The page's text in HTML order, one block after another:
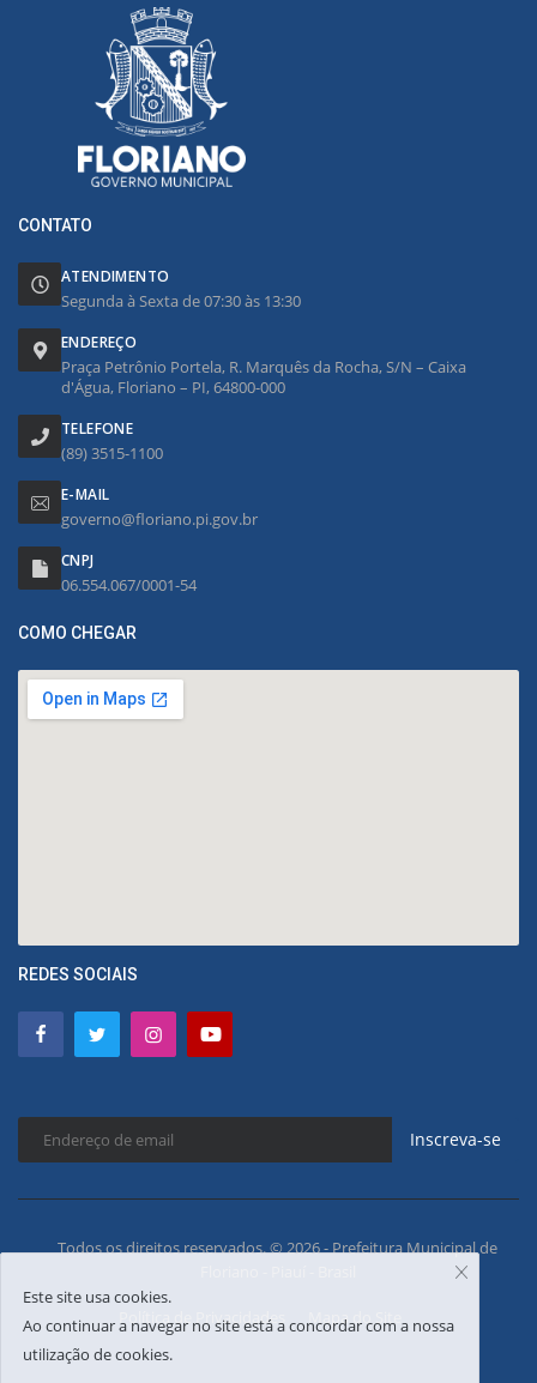
CONTATO
ATENDIMENTO
Segunda à Sexta de 07:30 às 13:30
ENDEREÇO
Praça Petrônio Portela, R. Marquês da Rocha, S/N – Caixa
d'Água, Floriano – PI, 64800-000
TELEFONE
(89) 3515-1100
E-MAIL
governo@floriano.pi.gov.br
CNPJ
06.554.067/0001-54
COMO CHEGAR
REDES SOCIAIS
Inscreva-se
Todos os direitos reservados. © 2026 - Prefeitura Municipal de
Política de Privacidades Mapa do Site
Este site usa cookies.
Ao continuar a navegar no site está a concordar com a nossa
utilização de cookies.